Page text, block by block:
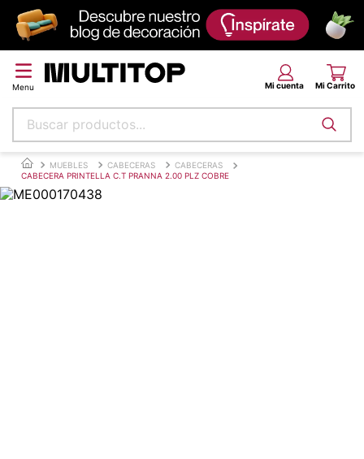
Buscar productos...
MUEBLES CABECERAS
CABECERAS
CABECERA PRINTELLA C.T PRANNA 2.00 PLZ COBRE
Términos más buscados
papel tapiz